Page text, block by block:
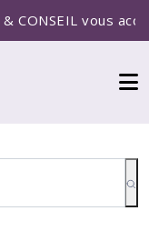
CONSEIL vous